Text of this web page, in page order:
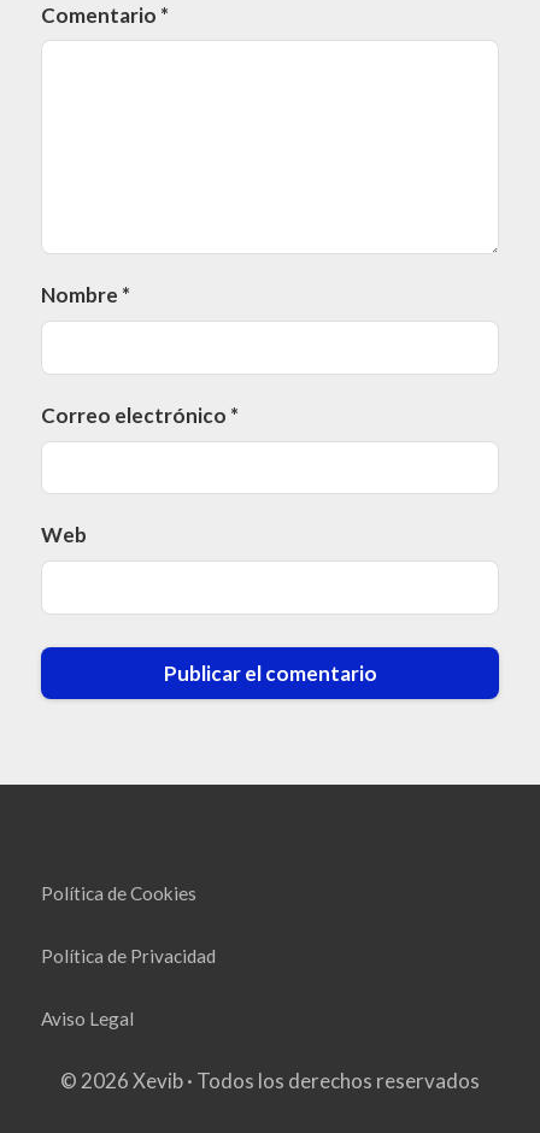
Comentario *
Nombre *
Correo electrónico *
Web
Política de Cookies
Política de Privacidad
Aviso Legal
© 2026 Xevib · Todos los derechos reservados